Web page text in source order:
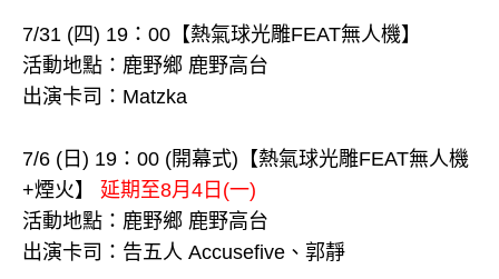
7/31 (四) 19：00【熱氣球光雕FEAT無人機】
活動地點：鹿野鄉 鹿野高台
出演卡司：Matzka
7/6 (日) 19：00 (開幕式)【熱氣球光雕FEAT無人機
+煙火】 延期至8月4日(一)
活動地點：鹿野鄉 鹿野高台
出演卡司：告五人 Accusefive、郭靜